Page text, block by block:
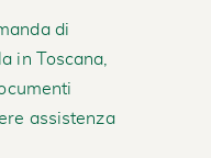
di
in Toscana,
assistenza